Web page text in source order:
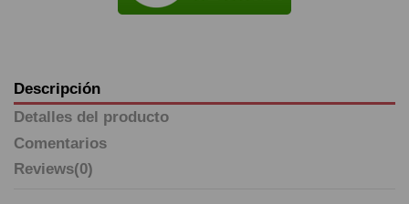
Descripción
Detalles del producto
Comentarios
Reviews(0)